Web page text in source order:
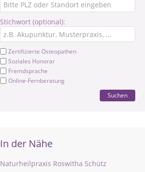
Stichwort (optional):
Zertifizierte Osteopathen
Soziales Honorar
Fremdsprache
Online-Fernberatung
Suchen
In der Nähe
Naturheilpraxis Roswitha Schütz